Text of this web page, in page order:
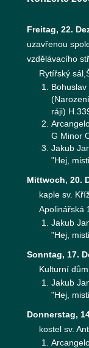
Freitag, 22.
uzavřenou
vzdělávacího
Rytířský
ráji)
G Minor
Jakub
"Hej,
Mittwoch, 20.
kaple sv.
Apolinářská
Jakub
"Hej,
Sonntag, 17.
Kulturní
Jakub
"Hej,
Donnerstag,
kostel sv.